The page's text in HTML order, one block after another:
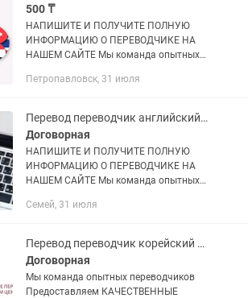
500 ₸
НАПИШИТЕ И ПОЛУЧИТЕ ПОЛНУЮ
ИНФОРМАЦИЮ О ПЕРЕВОДЧИКЕ НА
НАШЕМ САЙТЕ Мы команда опытных
Предоставляем КАЧЕСТВЕННЫЕ
в срок "Вернем...
Петропавловск, 31 июля
Перевод переводчик английский арабский чешский польский казахский туре
Договорная
НАПИШИТЕ И ПОЛУЧИТЕ ПОЛНУЮ
ИНФОРМАЦИЮ О ПЕРЕВОДЧИКЕ НА
НАШЕМ САЙТЕ Мы команда опытных
Предоставляем КАЧЕСТВЕННЫЕ
"МГНОВЕННО"...
Семей, 31 июля
Перевод переводчик корейский китайский кахский немецкий литовский
Договорная
Мы команда опытных переводчиков
Предоставляем КАЧЕСТВЕННЫЕ